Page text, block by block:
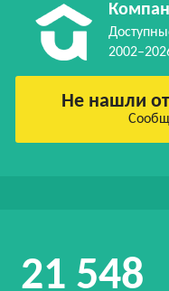
Не нашли
21 548